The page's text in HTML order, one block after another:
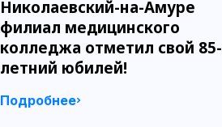
Николаевский-на-Амуре
филиал медицинского
колледжа отметил свой 85-
летний юбилей!
Подробнее